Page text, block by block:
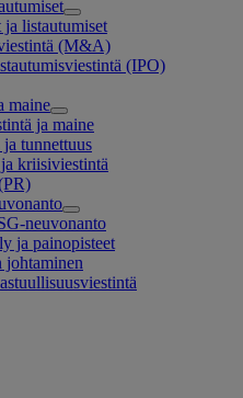
listautumiset
(M&A)
(IPO)
maine
ja maine
tunnettuus
kriisiviestintä
neuvonanto
ja painopisteet
johtaminen